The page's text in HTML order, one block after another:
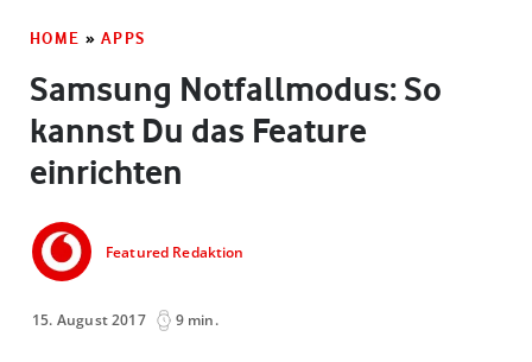
HOME » APPS
Samsung Notfallmodus: So
kannst Du das Feature
einrichten
Featured Redaktion
15. August 2017 9 min.